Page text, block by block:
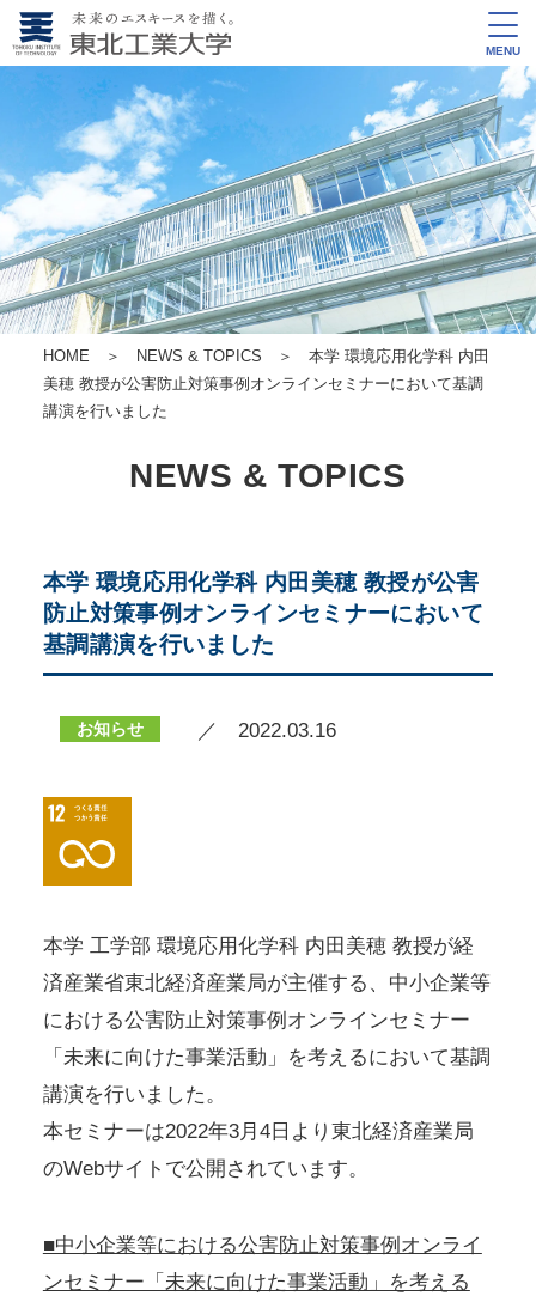
MENU
HOME ＞ NEWS & TOPICS ＞ 本学 環境応用化学科 内田
美穂 教授が公害防止対策事例オンラインセミナーにおいて基調
講演を行いました
NEWS & TOPICS
本学 環境応用化学科 内田美穂 教授が公害
防止対策事例オンラインセミナーにおいて
基調講演を行いました
お知らせ ／ 2022.03.16
本学 工学部 環境応用化学科 内田美穂 教授が経
済産業省東北経済産業局が主催する、中小企業等
における公害防止対策事例オンラインセミナー
「未来に向けた事業活動」を考えるにおいて基調
講演を行いました。
本セミナーは2022年3月4日より東北経済産業局
のWebサイトで公開されています。
■中小企業等における公害防止対策事例オンライ
ンセミナー「未来に向けた事業活動」を考える